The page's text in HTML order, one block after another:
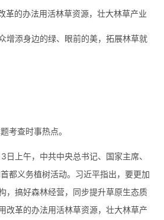
革的办法用活林草资源，壮大林草产业
增添身边的绿、眼前的美，拓展林草就
考查时事热点。
上午，中共中央总书记、国家主席、
都义务植树活动。习近平指出，要更加
，搞好森林经营，同步提升草原生态质
改革的办法用活林草资源，壮大林草产